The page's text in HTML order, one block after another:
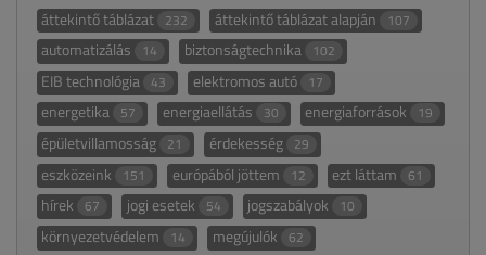
áttekintő táblázat 232 áttekintő táblázat alapján 107
automatizálás 14 biztonságtechnika 102
EIB technológia 43 elektromos autó 17
energetika 57 energiaellátás 30 energiaforrások 19
épületvillamosság 21 érdekesség 29
eszközeink 151 európából jöttem 12 ezt láttam 61
hírek 67 jogi esetek 54 jogszabályok 10
környezetvédelem 14 megújulók 62